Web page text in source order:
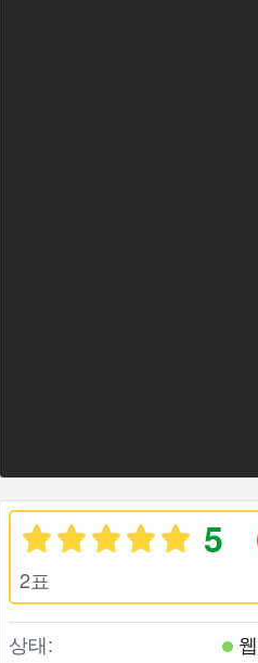
5
2표
상태: